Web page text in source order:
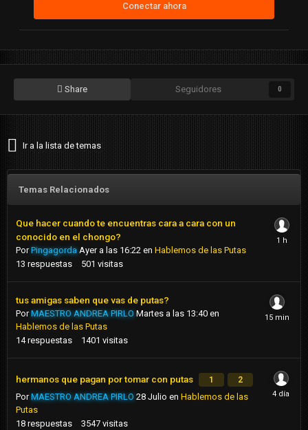
Conectar ahora
Share Seguidores 0
Ir a la lista de temas
Temas Relacionados
Que hacer cuando te encuentras cara a cara con un
conocido en el chongo?
PorPingagorda Ayer a las 16:22 en Hablemos de las Putas
13 respuestas 501 visitas
tus amigas saben que vas de putas?
PorMAESTRO ANDREA PIRLO Martes a las 13:40 en
Hablemos de las Putas
14 respuestas 1401 visitas
hermanos que pagan por tomar con putas 1 2
PorMAESTRO ANDREA PIRLO 28 Julio en Hablemos de las
Putas
18 respuestas 3547 visitas